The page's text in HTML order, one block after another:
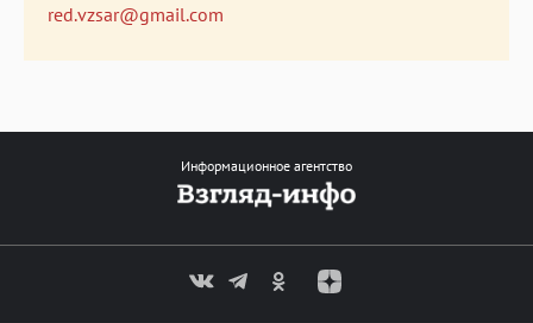
red.vzsar@gmail.com
Информационное агентство